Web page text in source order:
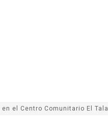
el Centro Comunitario El Tala